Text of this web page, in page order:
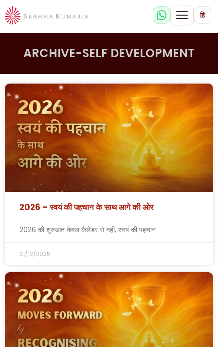
हि
ARCHIVE-SELF DEVELOPMENT
2026 – स्वयं की पहचान के साथ आगे की ओर
2026 की शुरुआत केवल कैलेंडर से नहीं, स्वयं की पहचान
31/12/2025